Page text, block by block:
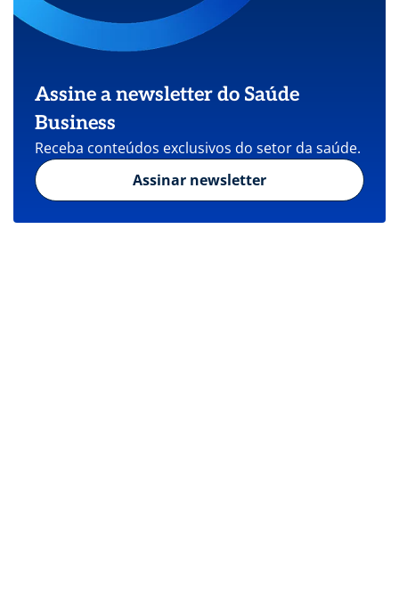
Assine a newsletter do Saúde
Business
Receba conteúdos exclusivos do setor da saúde.
Assinar newsletter